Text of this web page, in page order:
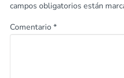
campos obligatorios están
Comentario *